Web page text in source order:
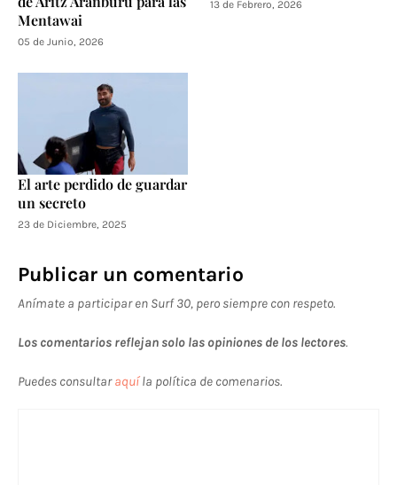
Mentawai
05 de Junio, 2026
13 de Febrero, 2026
El arte perdido de guardar
un secreto
23 de Diciembre, 2025
Publicar un comentario
Anímate a participar en Surf 30, pero siempre con respeto.
Los comentarios reflejan solo las opiniones de los lectores.
Puedes consultaraquíla política de comenarios.